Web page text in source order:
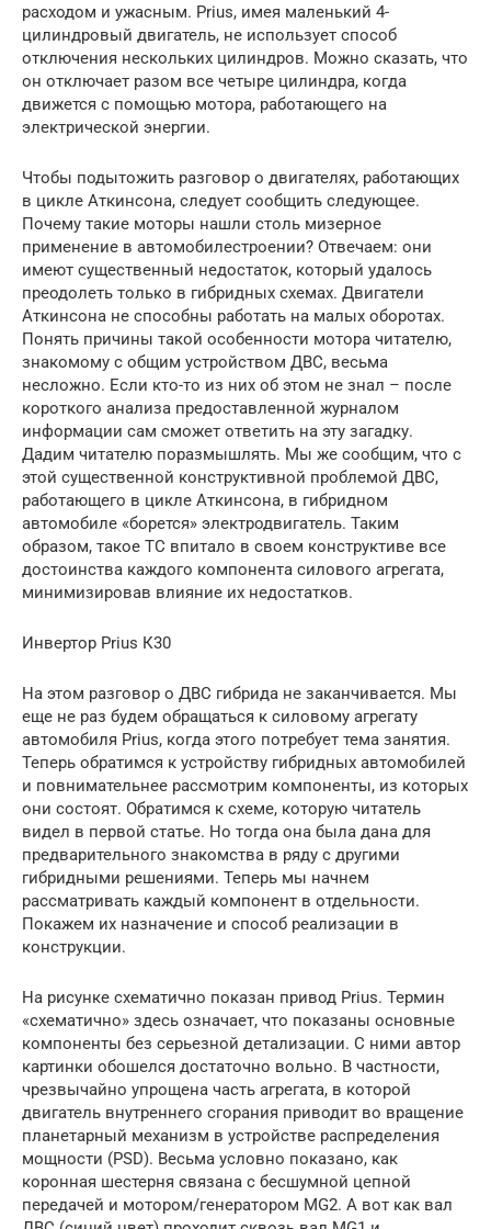
расходом и ужасным. Prius, имея маленький 4-
цилиндровый двигатель, не использует способ
отключения нескольких цилиндров. Можно сказать, что
он отключает разом все четыре цилиндра, когда
движется с помощью мотора, работающего на
электрической энергии.
Чтобы подытожить разговор о двигателях, работающих
в цикле Аткинсона, следует сообщить следующее.
Почему такие моторы нашли столь мизерное
применение в автомобилестроении? Отвечаем: они
имеют существенный недостаток, который удалось
преодолеть только в гибридных схемах. Двигатели
Аткинсона не способны работать на малых оборотах.
Понять причины такой особенности мотора читателю,
знакомому с общим устройством ДВС, весьма
несложно. Если кто-то из них об этом не знал – после
короткого анализа предоставленной журналом
информации сам сможет ответить на эту загадку.
Дадим читателю поразмышлять. Мы же сообщим, что с
этой существенной конструктивной проб­лемой ДВС,
работающего в цикле Аткинсона, в гибридном
автомобиле «борется» электродвигатель. Таким
образом, такое ТС впитало в своем конструктиве все
достоинства каждого компонента силового агрегата,
минимизировав влияние их недостатков.
Инвертор Prius К30
На этом разговор о ДВС гибрида не заканчивается. Мы
еще не раз будем обращаться к силовому агрегату
автомобиля Prius, когда этого потребует тема занятия.
Теперь обратимся к устройству гибридных автомобилей
и повнимательнее рассмотрим компоненты, из которых
они состоят. Обратимся к схеме, которую читатель
видел в первой статье. Но тогда она была дана для
предварительного знакомства в ряду с другими
гибридными решениями. Теперь мы начнем
рассматривать каждый компонент в отдельности.
Покажем их назначение и способ реализации в
конструкции.
На рисунке схематично показан привод Prius. Термин
«схематично» здесь означает, что показаны основные
компоненты без серьезной детализации. С ними автор
картинки обошелся достаточно вольно. В частности,
чрезвычайно упрощена часть агрегата, в которой
двигатель внутреннего сгорания приводит во вращение
планетарный механизм в устройстве распределения
мощности (PSD). Весьма условно показано, как
коронная шестерня связана с бесшумной цепной
передачей и мотором/генератором MG2. А вот как вал